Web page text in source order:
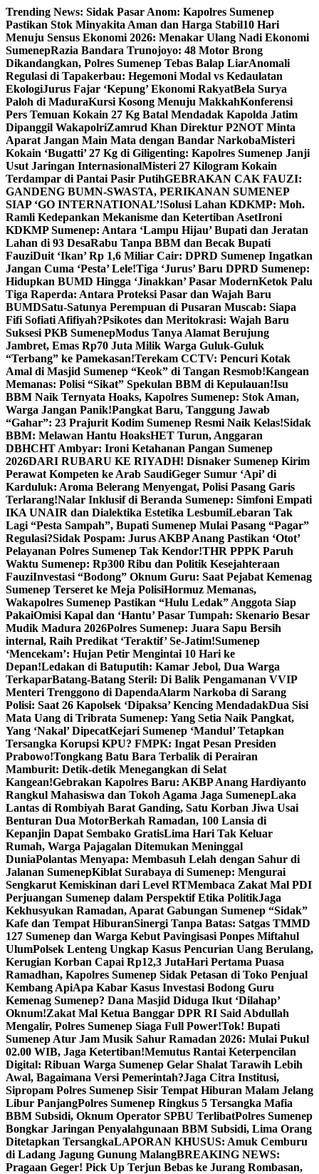
Skip
to
content
Trending News: Sidak Pasar Anom: Kapolres Sumenep
Pastikan Stok Minyakita Aman dan Harga Stabil10 Hari
Menuju Sensus Ekonomi 2026: Menakar Ulang Nadi Ekonomi
SumenepRazia Bandara Trunojoyo: 48 Motor Brong
Dikandangkan, Polres Sumenep Tebas Balap LiarAnomali
Regulasi di Tapakerbau: Hegemoni Modal vs Kedaulatan
EkologiJurus Fajar ‘Kepung’ Ekonomi RakyatBela Surya
Paloh di MaduraKursi Kosong Menuju MakkahKonferensi
Pers Temuan Kokain 27 Kg Batal Mendadak Kapolda Jatim
Dipanggil WakapolriZamrud Khan Direktur P2NOT Minta
Aparat Jangan Main Mata dengan Bandar NarkobaMisteri
Kokain ‘Bugatti’ 27 Kg di Giligenting: Kapolres Sumenep Janji
Usut Jaringan InternasionalMisteri 27 Kilogram Kokain
Terdampar di Pantai Pasir PutihGEBRAKAN CAK FAUZI:
GANDENG BUMN-SWASTA, PERIKANAN SUMENEP
SIAP ‘GO INTERNATIONAL’!Solusi Lahan KDKMP: Moh.
Ramli Kedepankan Mekanisme dan Ketertiban AsetIroni
KDKMP Sumenep: Antara ‘Lampu Hijau’ Bupati dan Jeratan
Lahan di 93 DesaRabu Tanpa BBM dan Becak Bupati
FauziDuit ‘Ikan’ Rp 1,6 Miliar Cair: DPRD Sumenep Ingatkan
Jangan Cuma ‘Pesta’ Lele!Tiga ‘Jurus’ Baru DPRD Sumenep:
Hidupkan BUMD Hingga ‘Jinakkan’ Pasar ModernKetok Palu
Tiga Raperda: Antara Proteksi Pasar dan Wajah Baru
BUMDSatu-Satunya Perempuan di Pusaran Muscab: Siapa
Fifi Sofiati Afifiyah?Psikotes dan Meritokrasi: Wajah Baru
Suksesi PKB SumenepModus Tanya Alamat Berujung
Jambret, Emas Rp70 Juta Milik Warga Guluk-Guluk
“Terbang” ke Pamekasan!Terekam CCTV: Pencuri Kotak
Amal di Masjid Sumenep “Keok” di Tangan Resmob!Kangean
Memanas: Polisi “Sikat” Spekulan BBM di Kepulauan!Isu
BBM Naik Ternyata Hoaks, Kapolres Sumenep: Stok Aman,
Warga Jangan Panik!Pangkat Baru, Tanggung Jawab
“Gahar”: 23 Prajurit Kodim Sumenep Resmi Naik Kelas!Sidak
BBM: Melawan Hantu HoaksHET Turun, Anggaran
DBHCHT Ambyar: Ironi Ketahanan Pangan Sumenep
2026DARI RUBARU KE RIYADH! Disnaker Sumenep Kirim
Perawat Kompeten ke Arab SaudiGeger Sumur ‘Api’ di
Karduluk: Aroma Belerang Menyengat, Polisi Pasang Garis
Terlarang!Nalar Inklusif di Beranda Sumenep: Simfoni Empati
IKA UNAIR dan Dialektika Estetika LesbumiLebaran Tak
Lagi “Pesta Sampah”, Bupati Sumenep Mulai Pasang “Pagar”
Regulasi?Sidak Pospam: Jurus AKBP Anang Pastikan ‘Otot’
Pelayanan Polres Sumenep Tak Kendor!THR PPPK Paruh
Waktu Sumenep: Rp300 Ribu dan Politik Kesejahteraan
FauziInvestasi “Bodong” Oknum Guru: Saat Pejabat Kemenag
Sumenep Terseret ke Meja PolisiHormuz Memanas,
Wakapolres Sumenep Pastikan “Hulu Ledak” Anggota Siap
PakaiOmisi Kapal dan ‘Hantu’ Pasar Tumpah: Skenario Besar
Mudik Madura 2026Polres Sumenep: Juara Sapu Bersih
internal, Raih Predikat ‘Teraktif’ Se-Jatim!Sumenep
‘Mencekam’: Hujan Petir Mengintai 10 Hari ke
Depan!Ledakan di Batuputih: Kamar Jebol, Dua Warga
TerkaparBatang-Batang Steril: Di Balik Pengamanan VVIP
Menteri Trenggono di DapendaAlarm Narkoba di Sarang
Polisi: Saat 26 Kapolsek ‘Dipaksa’ Kencing MendadakDua Sisi
Mata Uang di Tribrata Sumenep: Yang Setia Naik Pangkat,
Yang ‘Nakal’ DipecatKejari Sumenep ‘Mandul’ Tetapkan
Tersangka Korupsi KPU? FMPK: Ingat Pesan Presiden
Prabowo!Tongkang Batu Bara Terbalik di Perairan
Mamburit: Detik-detik Menegangkan di Selat
Kangean!Gebrakan Kapolres Baru: AKBP Anang Hardiyanto
Rangkul Mahasiswa dan Tokoh Agama Jaga SumenepLaka
Lantas di Rombiyah Barat Ganding, Satu Korban Jiwa Usai
Benturan Dua MotorBerkah Ramadan, 100 Lansia di
Kepanjin Dapat Sembako GratisLima Hari Tak Keluar
Rumah, Warga Pajagalan Ditemukan Meninggal
DuniaPolantas Menyapa: Membasuh Lelah dengan Sahur di
Jalanan SumenepKiblat Surabaya di Sumenep: Mengurai
Sengkarut Kemiskinan dari Level RTMembaca Zakat Mal PDI
Perjuangan Sumenep dalam Perspektif Etika PolitikJaga
Kekhusyukan Ramadan, Aparat Gabungan Sumenep “Sidak”
Kafe dan Tempat HiburanSinergi Tanpa Batas: Satgas TMMD
127 Sumenep dan Warga Kebut Pavingisasi Ponpes Miftahul
UlumPolsek Lenteng Ungkap Kasus Pencurian Uang Berulang,
Kerugian Korban Capai Rp12,3 JutaHari Pertama Puasa
Ramadhan, Kapolres Sumenep Sidak Petasan di Toko Penjual
Kembang ApiApa Kabar Kasus Investasi Bodong Guru
Kemenag Sumenep? Dana Masjid Diduga Ikut ‘Dilahap’
Oknum!Zakat Mal Ketua Banggar DPR RI Said Abdullah
Mengalir, Polres Sumenep Siaga Full Power!Tok! Bupati
Sumenep Atur Jam Musik Sahur Ramadan 2026: Mulai Pukul
02.00 WIB, Jaga Ketertiban!Memutus Rantai Keterpencilan
Digital: Ribuan Warga Sumenep Gelar Shalat Tarawih Lebih
Awal, Bagaimana Versi Pemerintah?Jaga Citra Institusi,
Sipropam Polres Sumenep Sisir Tempat Hiburan Malam Jelang
Libur PanjangPolres Sumenep Ringkus 5 Tersangka Mafia
BBM Subsidi, Oknum Operator SPBU TerlibatPolres Sumenep
Bongkar Jaringan Penyalahgunaan BBM Subsidi, Lima Orang
Ditetapkan TersangkaLAPORAN KHUSUS: Amuk Cemburu
di Ladang Jagung Gunung MalangBREAKING NEWS:
Pragaan Geger! Pick Up Terjun Bebas ke Jurang Rombasan,